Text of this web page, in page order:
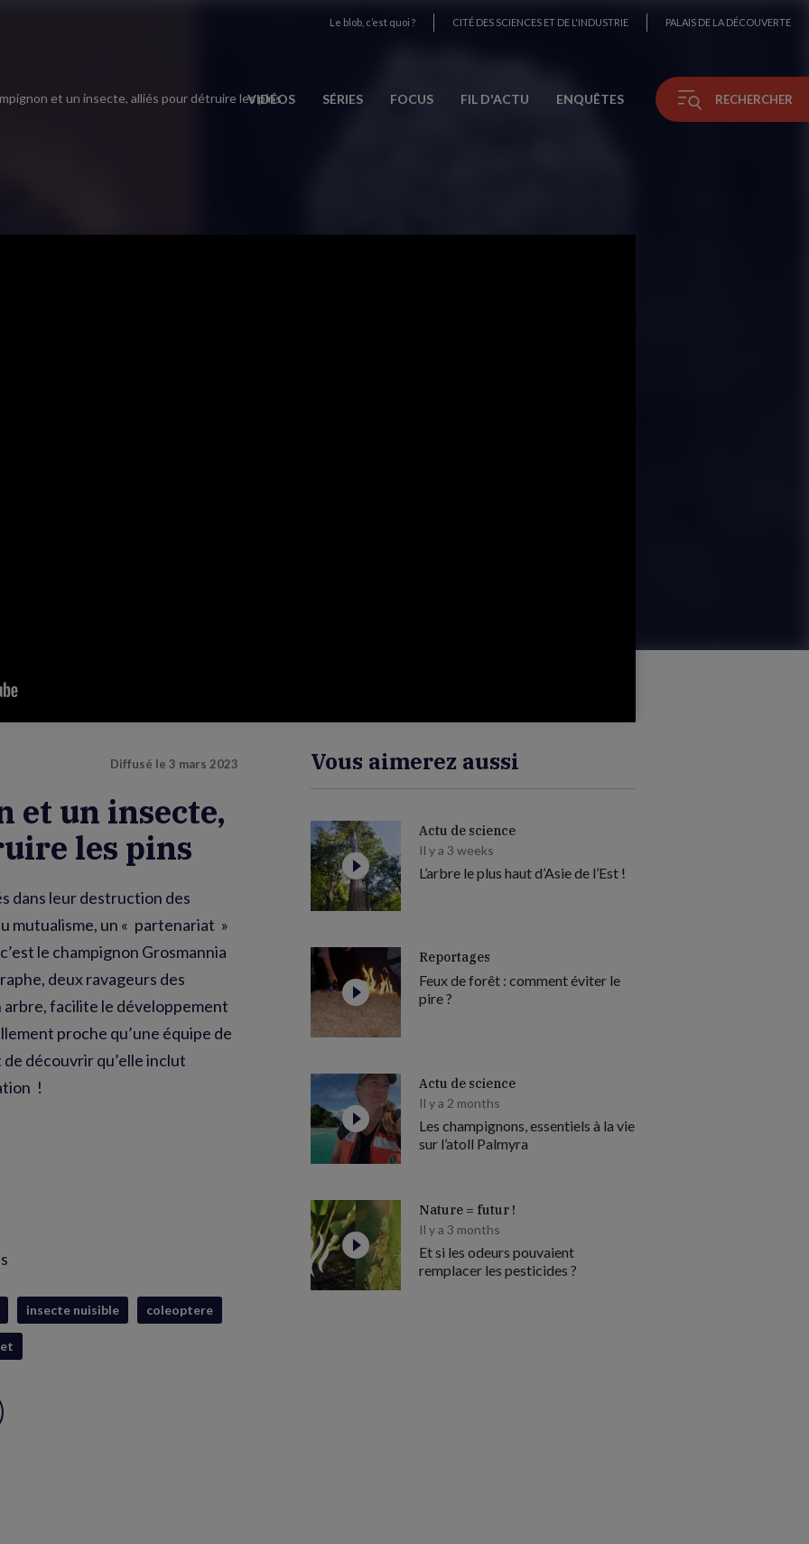
Le blob, c’est quoi ? CITÉ DES SCIENCES ET DE L'INDUSTRIE PALAIS DE LA DÉCOUVERTE
VIDÉOS SÉRIES FOCUS FIL D'ACTU ENQUÊTES RECHERCHER
et un insecte, alliés pour détruire les pins
Diffusé le 3 mars 2023
et un insecte,
les pins
dans leur destruction des
mutualisme, un « partenariat »
le champignon Grosmannia
deux ravageurs des
arbre, facilite le développement
proche qu’une équipe de
découvrir qu’elle inclut
!
insecte nuisible coleoptere
Vous aimerez aussi
Actu de science
Il y a 3 weeks
L’arbre le plus haut d’Asie de l’Est !
Reportages
Feux de forêt : comment éviter le
pire ?
Actu de science
Il y a 2 months
Les champignons, essentiels à la vie
sur l’atoll Palmyra
Nature = futur !
Il y a 3 months
Et si les odeurs pouvaient
remplacer les pesticides ?